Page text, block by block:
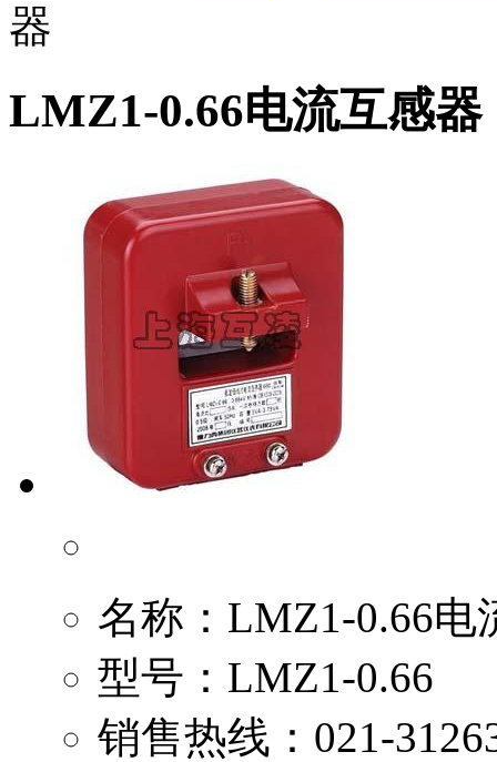
器
LMZ1-0.66电流互感器
名称： LMZ1-0.66电
型号： LMZ1-0.66
销售热线： 021-